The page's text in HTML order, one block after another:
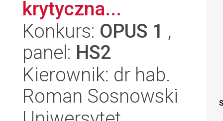
krytyczna...
Konkurs: OPUS 1 ,
panel: HS2
Kierownik: dr hab.
Roman Sosnowski